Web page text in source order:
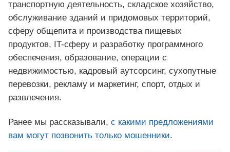
транспортную деятельность, складское хозяйство,
обслуживание зданий и придомовых территорий,
сферу общепита и производства пищевых
продуктов, IT-сферу и разработку программного
обеспечения, образование, операции с
недвижимостью, кадровый аутсорсинг, сухопутные
перевозки, рекламу и маркетинг, спорт, отдых и
развлечения.
Ранее мы рассказывали, с какими предложениями
вам могут позвонить только мошенники.